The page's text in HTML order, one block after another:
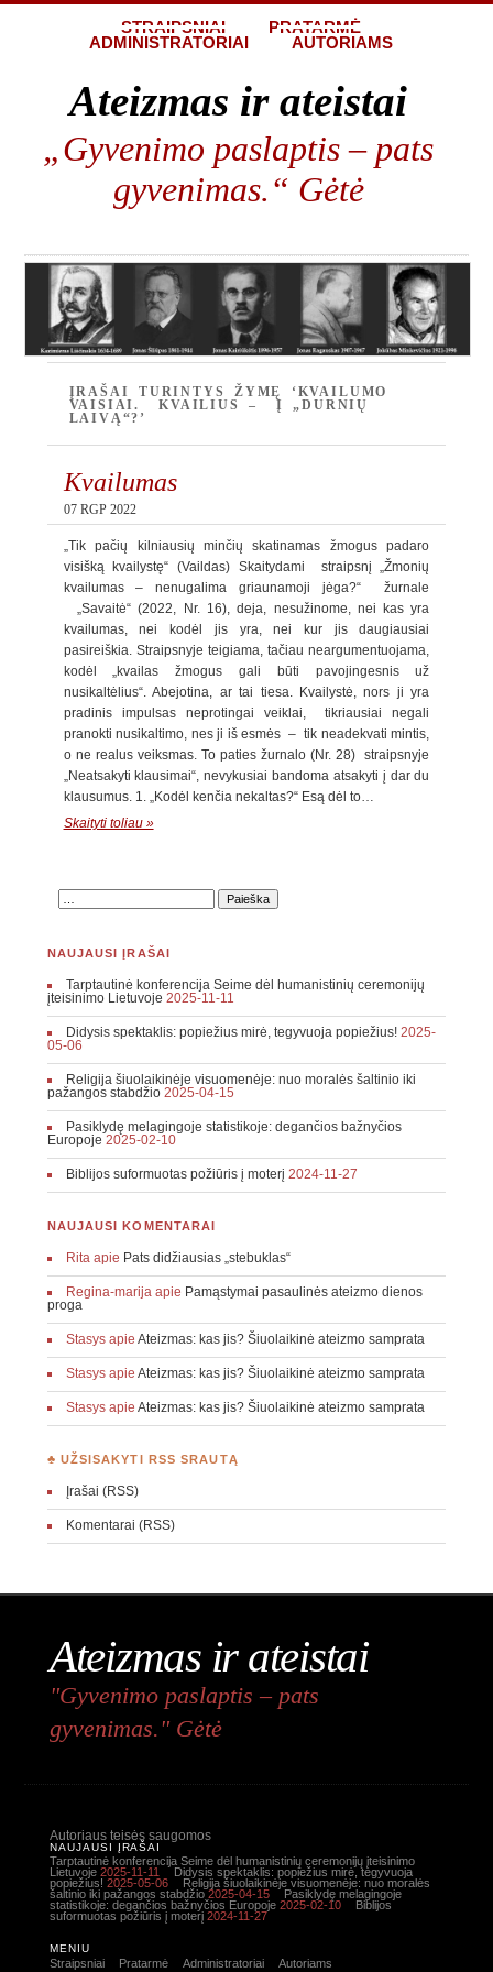
STRAIPSNIAI
PRATARMĖ
ADMINISTRATORIAI
AUTORIAMS
Ateizmas ir ateistai
„Gyvenimo paslaptis – pats
gyvenimas.“ Gėtė
ĮRAŠAI TURINTYS ŽYMĘ ‘KVAILUMO
VAISIAI. KVAILIUS – Į „DURNIŲ
LAIVĄ“?’
Kvailumas
07 RGP 2022
„Tik pačių kilniausių minčių skatinamas žmogus padaro
visišką kvailystę“ (Vaildas) Skaitydami straipsnį „Žmonių
kvailumas – nenugalima griaunamoji jėga?“ žurnale
„Savaitė“ (2022, Nr. 16), deja, nesužinome, nei kas yra
kvailumas, nei kodėl jis yra, nei kur jis daugiausiai
pasireiškia. Straipsnyje teigiama, tačiau neargumentuojama,
kodėl „kvailas žmogus gali būti pavojingesnis už
nusikaltėlius“. Abejotina, ar tai tiesa. Kvailystė, nors ji yra
pradinis impulsas neprotingai veiklai, tikriausiai negali
pranokti nusikaltimo, nes ji iš esmės – tik neadekvati mintis,
o ne realus veiksmas. To paties žurnalo (Nr. 28) straipsnyje
„Neatsakyti klausimai“, nevykusiai bandoma atsakyti į dar du
klausumus. 1. „Kodėl kenčia nekaltas?“ Esą dėl to…
Skaityti toliau »
NAUJAUSI ĮRAŠAI
Tarptautinė konferencija Seime dėl humanistinių ceremonijų
įteisinimo Lietuvoje 2025-11-11
Didysis spektaklis: popiežius mirė, tegyvuoja popiežius! 2025-
05-06
Religija šiuolaikinėje visuomenėje: nuo moralės šaltinio iki
pažangos stabdžio 2025-04-15
Pasiklydę melagingoje statistikoje: degančios bažnyčios
Europoje 2025-02-10
Biblijos suformuotas požiūris į moterį 2024-11-27
NAUJAUSI KOMENTARAI
Ritaapie Pats didžiausias „stebuklas“
Regina-marijaapie Pamąstymai pasaulinės ateizmo dienos
proga
Stasysapie Ateizmas: kas jis? Šiuolaikinė ateizmo samprata
Stasysapie Ateizmas: kas jis? Šiuolaikinė ateizmo samprata
Stasysapie Ateizmas: kas jis? Šiuolaikinė ateizmo samprata
♣ UŽSISAKYTI RSS SRAUTĄ
Įrašai (RSS)
Komentarai (RSS)
Ateizmas ir ateistai
"Gyvenimo paslaptis – pats
gyvenimas." Gėtė
Autoriaus teisės saugomos
NAUJAUSI ĮRAŠAI
Tarptautinė konferencija Seime dėl humanistinių ceremonijų įteisinimo
Lietuvoje 2025-11-11
Didysis spektaklis: popiežius mirė, tegyvuoja
popiežius! 2025-05-06
Religija šiuolaikinėje visuomenėje: nuo moralės
šaltinio iki pažangos stabdžio 2025-04-15
Pasiklydę melagingoje
statistikoje: degančios bažnyčios Europoje 2025-02-10
Biblijos
suformuotas požiūris į moterį 2024-11-27
MENIU
Straipsniai Pratarmė Administratoriai Autoriams